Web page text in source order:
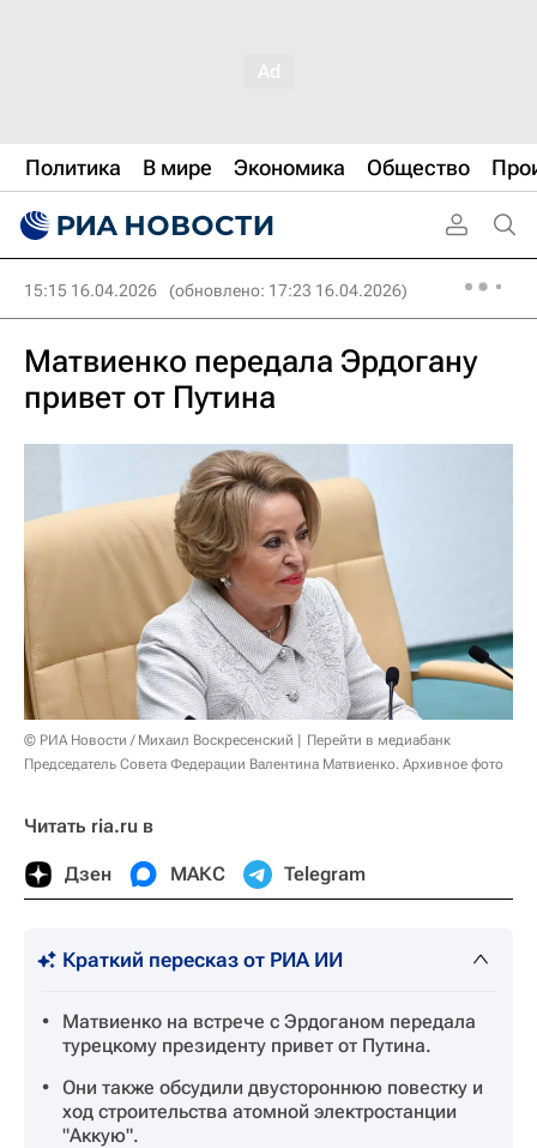
Политика В мире Экономика Общество
15:15 16.04.2026 (обновлено: 17:23 16.04.2026)
Матвиенко передала Эрдогану
привет от Путина
© РИА Новости / Михаил Воскресенский
Перейти в медиабанк
Председатель Совета Федерации Валентина Матвиенко. Архивное фото
Читать ria.ru в
Дзен МАКС Telegram
Краткий пересказ от РИА ИИ
Матвиенко на встрече с Эрдоганом передала
турецкому президенту привет от Путина.
Они также обсудили двустороннюю повестку и
ход строительства атомной электростанции
"Аккую".